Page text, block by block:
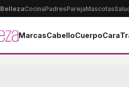
BellezaCocinaPadresParejaMascotas
MarcasCabelloCuerpoCara